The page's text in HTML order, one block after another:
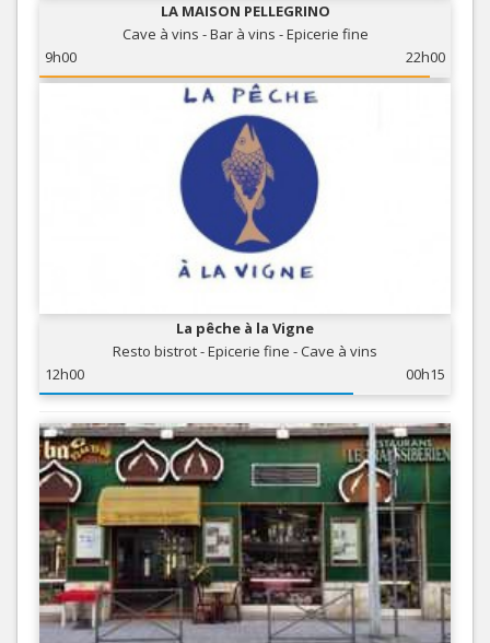
LA MAISON PELLEGRINO
Cave à vins - Bar à vins - Epicerie fine
9h00
22h00
La pêche à la Vigne
Resto bistrot - Epicerie fine - Cave à vins
12h00
00h15